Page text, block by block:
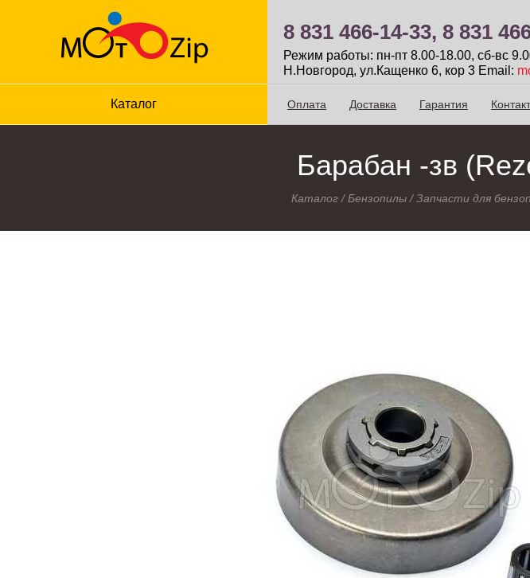
8 831 466-14-33, 8 831
Режим работы: пн-пт 8.00-18.00, сб-вc
Н.Новгород, ул.Кащенко 6, кор 3 Email:
Каталог Оплата Доставка Гарантия
Барабан -зв
Каталог/Бензопилы/Запчасти для